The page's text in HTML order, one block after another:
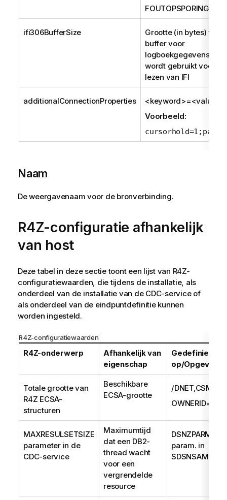
FOUTOPSPORING
ifi306BufferSize
Grootte (in bytes) van
buffer voor
logboekgegevens die
wordt gebruikt voor
lezen van IFI
additionalConnectionProperties
Voorbeeld:
Naam
De weergavenaam voor de bronverbinding.
R4Z-configuratie afhankelijk
van host
Deze tabel in deze sectie toont een lijst van R4Z-
configuratiewaarden, die tijdens de installatie, als
onderdeel van de installatie van de CDC-service of
als onderdeel van de eindpuntdefinitie kunnen
worden ingesteld.
R4Z-configuratiewaarden
R4Z-onderwerp
Afhankelijk van
eigenschap
Gedefinieerd
op/
Totale grootte van
R4Z ECSA-
structuren
Beschikbare
ECSA-grootte
/DNET,CSM,…
OWNERID=ALL
MAXRESULSETSIZE
parameter in de
CDC-service
Maximumtijd
dat een DB2-
thread wacht
voor een
vergrendelde
resource
DSNZPARM
param. in